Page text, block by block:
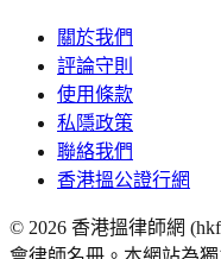
關於我們
評論守則
使用條款
私隱政策
聯絡我們
香港搵公證行網
© 2026 香港搵律師網